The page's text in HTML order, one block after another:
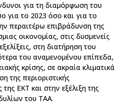
για τη διαμόρφωση του
για το 2023 όσο και για το
περαιτέρω επιβράδυνση της
οικονομίας, στις δυσμενείς
στη διατήρηση του
του αναμενομένου επίπεδα,
κρίσης, σε ακραία κλιματικά
της περιοριστικής
της ΕΚΤ και στην εξέλιξη της
του ΤΑΑ.